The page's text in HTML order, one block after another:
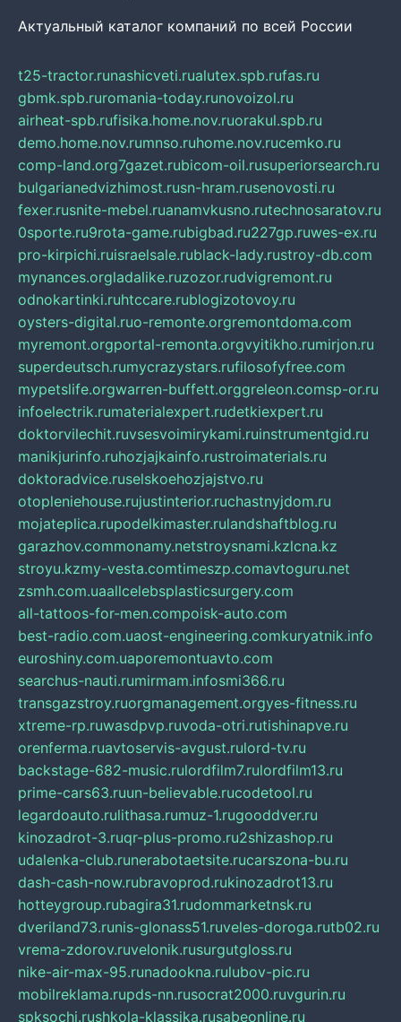
Актуальный каталог компаний по всей России
t25-tractor.runashicveti.rualutex.spb.rufas.ru
gbmk.spb.ruromania-today.runovoizol.ru
airheat-spb.rufisika.home.nov.ruorakul.spb.ru
demo.home.nov.rumnso.ruhome.nov.rucemko.ru
comp-land.org7gazet.rubicom-oil.rusuperiorsearch.ru
bulgarianedvizhimost.rusn-hram.rusenovosti.ru
fexer.rusnite-mebel.ruanamvkusno.rutechnosaratov.ru
0sporte.ru9rota-game.rubigbad.ru227gp.ruwes-ex.ru
pro-kirpichi.ruisraelsale.rublack-lady.rustroy-db.com
mynances.orgladalike.ruzozor.rudvigremont.ru
odnokartinki.ruhtccare.rublogizotovoy.ru
oysters-digital.ruo-remonte.orgremontdoma.com
myremont.orgportal-remonta.orgvyitikho.rumirjon.ru
superdeutsch.rumycrazystars.rufilosofyfree.com
mypetslife.orgwarren-buffett.orggreleon.comsp-or.ru
infoelectrik.rumaterialexpert.rudetkiexpert.ru
doktorvilechit.ruvsesvoimirykami.ruinstrumentgid.ru
manikjurinfo.ruhozjajkainfo.rustroimaterials.ru
doktoradvice.ruselskoehozjajstvo.ru
otopleniehouse.rujustinterior.ruchastnyjdom.ru
mojateplica.rupodelkimaster.rulandshaftblog.ru
garazhov.commonamy.netstroysnami.kzlcna.kz
stroyu.kzmy-vesta.comtimeszp.comavtoguru.net
zsmh.com.uaallcelebsplasticsurgery.com
all-tattoos-for-men.compoisk-auto.com
best-radio.com.uaost-engineering.comkuryatnik.info
euroshiny.com.uaporemontuavto.com
searchus-nauti.rumirmam.infosmi366.ru
transgazstroy.ruorgmanagement.orgyes-fitness.ru
xtreme-rp.ruwasdpvp.ruvoda-otri.rutishinapve.ru
orenferma.ruavtoservis-avgust.rulord-tv.ru
backstage-682-music.rulordfilm7.rulordfilm13.ru
prime-cars63.ruun-believable.rucodetool.ru
legardoauto.rulithasa.rumuz-1.rugooddver.ru
kinozadrot-3.ruqr-plus-promo.ru2shizashop.ru
udalenka-club.runerabotaetsite.rucarszona-bu.ru
dash-cash-now.rubravoprod.rukinozadrot13.ru
hotteygroup.rubagira31.rudommarketnsk.ru
dveriland73.runis-glonass51.ruveles-doroga.rutb02.ru
vrema-zdorov.ruvelonik.rusurgutgloss.ru
nike-air-max-95.runadookna.rulubov-pic.ru
mobilreklama.rupds-nn.rusocrat2000.ruvgurin.ru
spksochi.rushkola-klassika.rusabeonline.ru